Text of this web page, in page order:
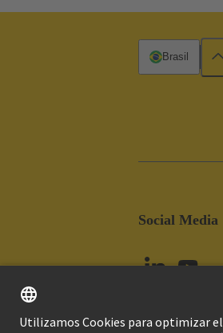
Social Media
Brasil